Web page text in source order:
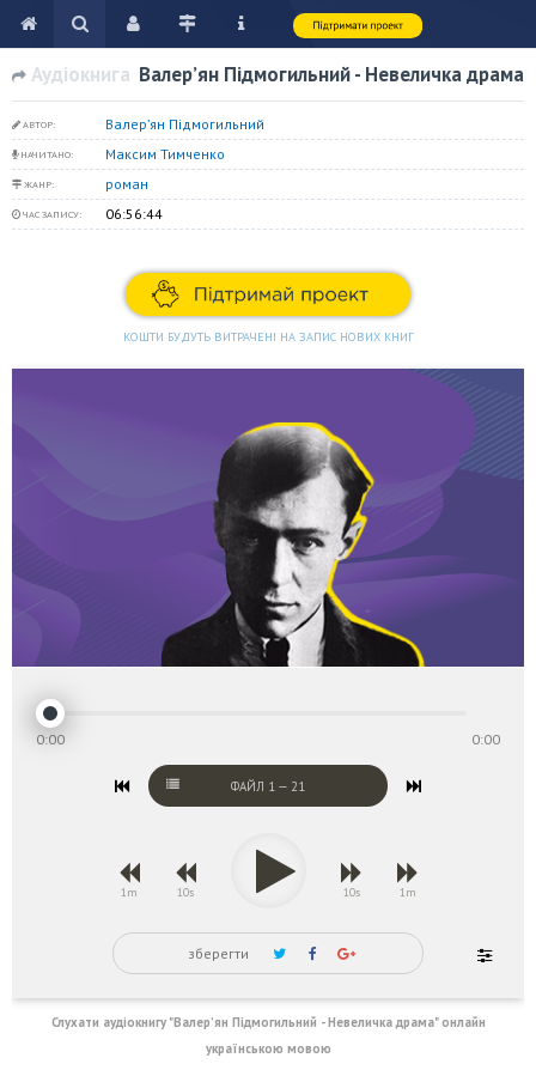
Аудіокнига Валер’ян Підмогильний - Невеличка драма
АВТОР: Валер’ян Підмогильний
НАЧИТАНО: Максим Тимченко
ЖАНР: роман
ЧАС ЗАПИСУ: 06:56:44
КОШТИ БУДУТЬ ВИТРАЧЕНІ НА ЗАПИС НОВИХ КНИГ
0:00 0:00
ФАЙЛ 1 — 21
1m 10s 10s 1m
зберегти
Слухати аудіокнигу "Валер’ян Підмогильний - Невеличка драма" онлайн
українською мовою